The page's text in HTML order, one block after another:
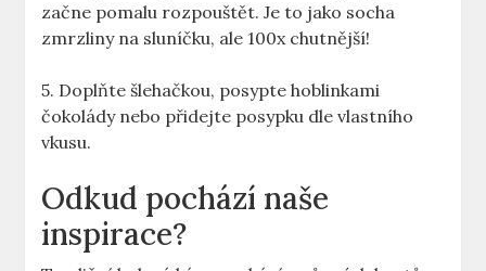
začne pomalu rozpouštět. Je to jako socha
zmrzliny na sluníčku, ale ⁤100x chutnější!
5. Doplňte šlehačkou, posypte⁣ hoblinkami
čokolády nebo přidejte posypku dle vlastního
vkusu.
Odkud pochází naše
inspirace?